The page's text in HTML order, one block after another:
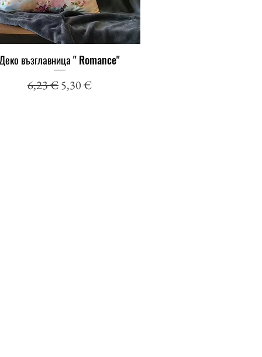
Бърз преглед
възглавница " Romance"
Редовна цена
6,23 €Продажна цена
5,30 €